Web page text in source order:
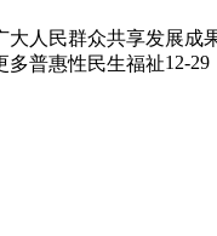
大人民群众共享发展成
多普惠性民生福祉12-29